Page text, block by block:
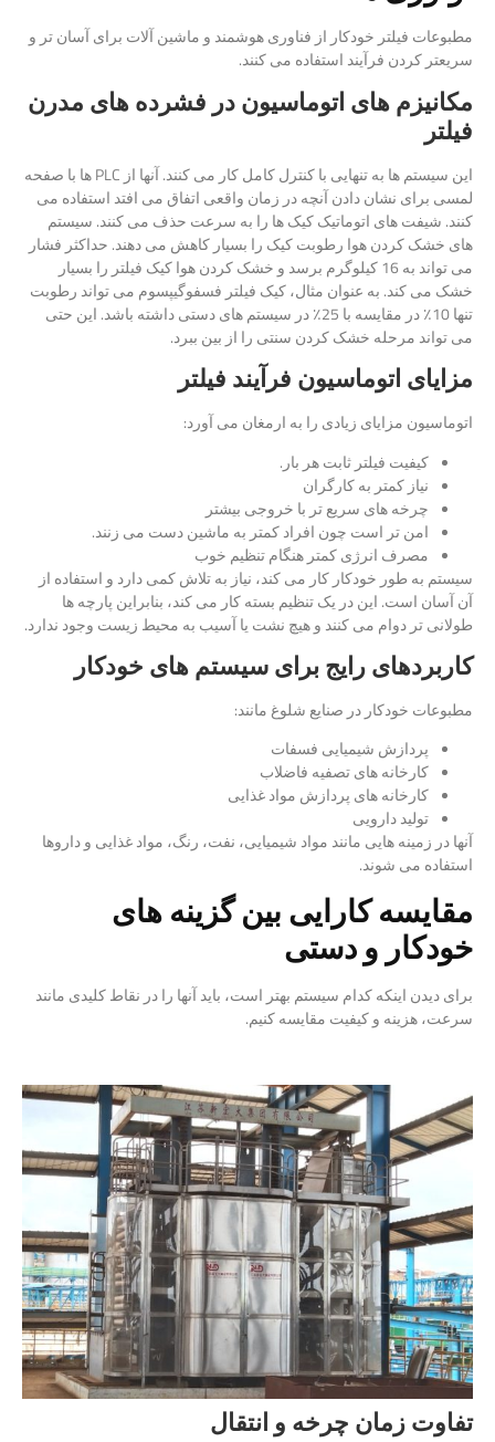
مطبوعات فیلتر خودکار از فناوری هوشمند و ماشین آلات برای آسان تر و
سریعتر کردن فرآیند استفاده می کنند.
مکانیزم های اتوماسیون در فشرده های مدرن
فیلتر
این سیستم ها به تنهایی با کنترل کامل کار می کنند. آنها از PLC ها با صفحه
لمسی برای نشان دادن آنچه در زمان واقعی اتفاق می افتد استفاده می
کنند. شیفت های اتوماتیک کیک ها را به سرعت حذف می کنند. سیستم
های خشک کردن هوا رطوبت کیک را بسیار کاهش می دهند. حداکثر فشار
می تواند به 16 کیلوگرم برسد و خشک کردن هوا کیک فیلتر را بسیار
خشک می کند. به عنوان مثال، کیک فیلتر فسفوگیپسوم می تواند رطوبت
تنها 10٪ در مقایسه با 25٪ در سیستم های دستی داشته باشد. این حتی
می تواند مرحله خشک کردن سنتی را از بین ببرد.
مزایای اتوماسیون فرآیند فیلتر
اتوماسیون مزایای زیادی را به ارمغان می آورد:
کیفیت فیلتر ثابت هر بار.
نیاز کمتر به کارگران
چرخه های سریع تر با خروجی بیشتر
امن تر است چون افراد کمتر به ماشین دست می زنند.
مصرف انرژی کمتر هنگام تنظیم خوب
سیستم به طور خودکار کار می کند، نیاز به تلاش کمی دارد و استفاده از
آن آسان است. این در یک تنظیم بسته کار می کند، بنابراین پارچه ها
طولانی تر دوام می کنند و هیچ نشت یا آسیب به محیط زیست وجود ندارد.
کاربردهای رایج برای سیستم های خودکار
مطبوعات خودکار در صنایع شلوغ مانند:
پردازش شیمیایی فسفات
کارخانه های تصفیه فاضلاب
کارخانه های پردازش مواد غذایی
تولید دارویی
آنها در زمینه هایی مانند مواد شیمیایی، نفت، رنگ، مواد غذایی و داروها
استفاده می شوند.
مقایسه کارایی بین گزینه های
خودکار و دستی
برای دیدن اینکه کدام سیستم بهتر است، باید آنها را در نقاط کلیدی مانند
سرعت، هزینه و کیفیت مقایسه کنیم.
تفاوت زمان چرخه و انتقال